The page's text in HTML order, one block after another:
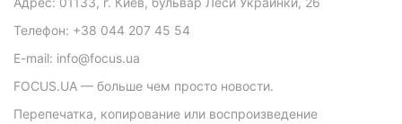
Телефон: +38 044 207 45 54
E-mail: info@focus.ua
FOCUS.UA — больше чем просто новости.
Перепечатка, копирование или воспроизведение